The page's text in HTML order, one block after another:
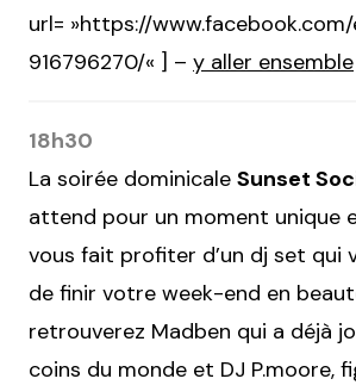
url= »https://
916796270/« ] – y aller ensemble
18h30
La soirée dominicale Sunset
attend pour un moment unique
vous fait profiter d’un dj set qui
de finir votre week-end en
retrouverez Madben qui a déjà
coins du monde et DJ P.moore,